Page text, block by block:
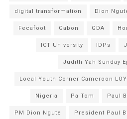
digital transformation Dion
Fecafoot Gabon GDA
ICT University IDPs
Judith Yah Sunday
Local Youth Corner Cameroon
Nigeria Pa Tom Paul
PM Dion Ngute President Paul